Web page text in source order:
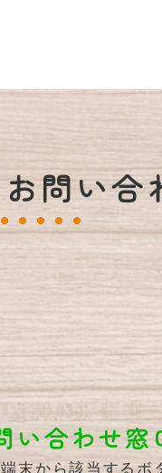
問い合
い合わせ
末から該当する